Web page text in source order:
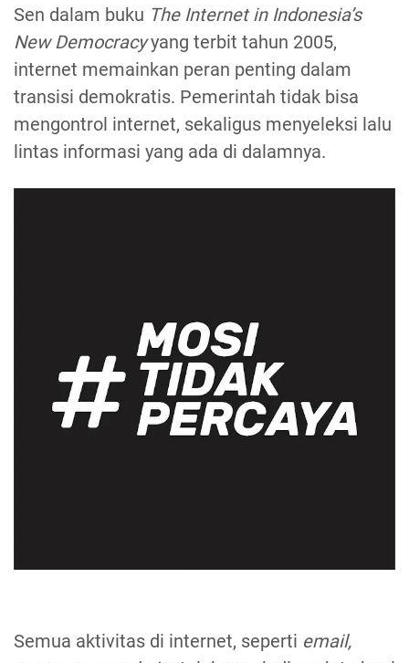
Sen dalam buku The Internet in Indonesia’s
New Democracyyang terbit tahun 2005,
internet memainkan peran penting dalam
transisi demokratis. Pemerintah tidak bisa
mengontrol internet, sekaligus menyeleksi lalu
lintas informasi yang ada di dalamnya.
Semua aktivitas di internet, seperti email,